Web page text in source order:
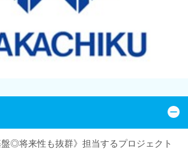
盤◎将来性も抜群》担当するプロジェクト